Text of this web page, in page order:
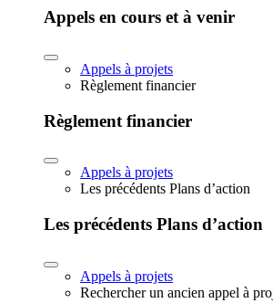
Appels en cours et à venir
Appels à projets
Règlement financier
Règlement financier
Appels à projets
Les précédents Plans d’action
Les précédents Plans d’action
Appels à projets
Rechercher un ancien appel à